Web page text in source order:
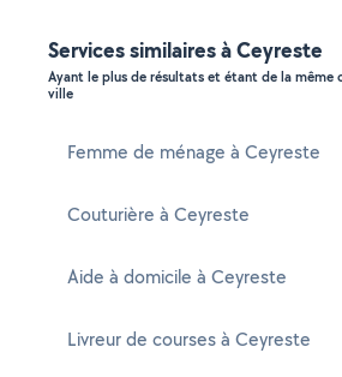
Services similaires à Ceyreste
Ayant le plus de résultats et étant de la même
ville
Femme de ménage à Ceyreste
Couturière à Ceyreste
Aide à domicile à Ceyreste
Livreur de courses à Ceyreste